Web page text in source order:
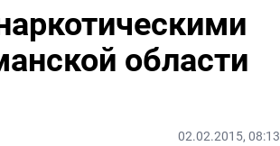
области
02.02.2015, 08:13